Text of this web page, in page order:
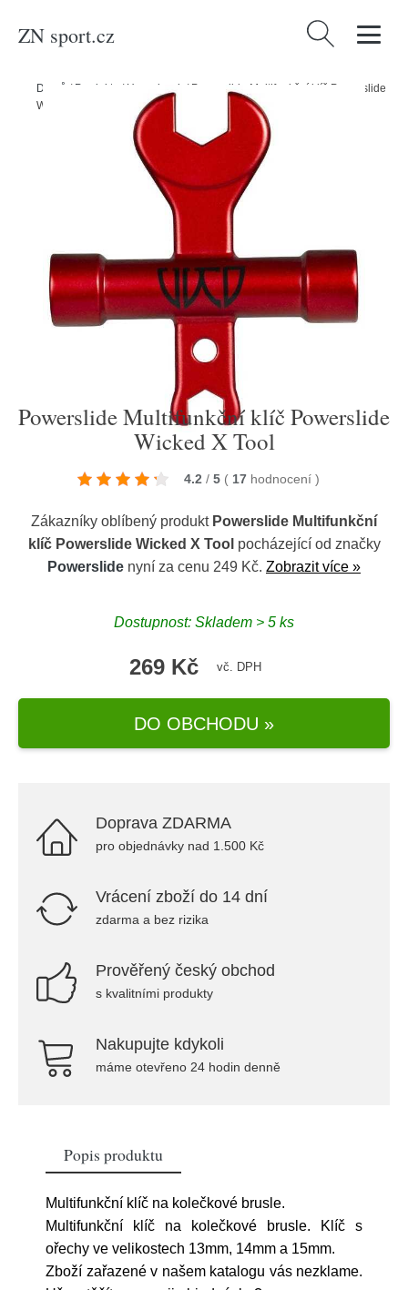
ZN sport.cz Vyhledávání
Domů / Produkty / Heureka.sk / Powerslide Multifunkční klíč Powerslide
Wicked X Tool
Powerslide Multifunkční klíč Powerslide
Wicked X Tool
4.2 / 5 ( 17 hodnocení )
Zákazníky oblíbený produkt Powerslide Multifunkční
klíč Powerslide Wicked X Tool pocházející od značky
Powerslide nyní za cenu 249 Kč. Zobrazit více »
Dostupnost: Skladem > 5 ks
269 Kč vč. DPH
DO OBCHODU »
Doprava ZDARMA
pro objednávky nad 1.500 Kč
Vrácení zboží do 14 dní
zdarma a bez rizika
Prověřený český obchod
s kvalitními produkty
Nakupujte kdykoli
máme otevřeno 24 hodin denně
Popis produktu
Multifunkční klíč na kolečkové brusle.
Multifunkční klíč na kolečkové brusle. Klíč s
ořechy ve velikostech 13mm, 14mm a 15mm.
Zboží zařazené v našem katalogu vás nezklame.